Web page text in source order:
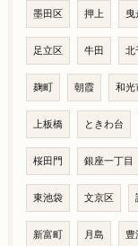
墨田区 押上 曳
足立区 牛田 北
麹町 朝霞 和光
上板橋 ときわ台
桜田門 銀座一丁目
東池袋 文京区
新富町 月島 豊